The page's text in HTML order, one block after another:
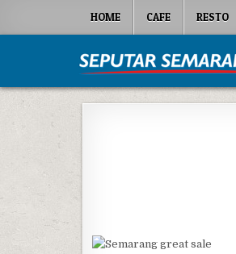
HOME CAFE RESTO
Seputar Semarang